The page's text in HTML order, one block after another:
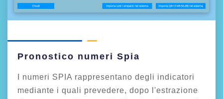
Pronostico numeri Spia
I numeri SPIA rappresentano degli indicatori
mediante i quali prevedere, dopo l'estrazione